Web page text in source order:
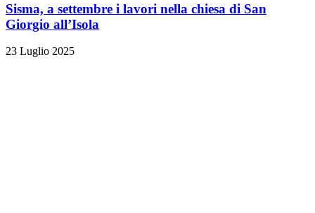
Sisma, a settembre i lavori nella chiesa di San
Giorgio all’Isola
23 Luglio 2025